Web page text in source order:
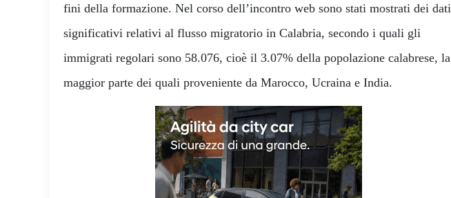
fini della formazione. Nel corso dell’incontro web sono stati mostrati dei dati
significativi relativi al flusso migratorio in Calabria, secondo i quali gli
immigrati regolari sono 58.076, cioè il 3.07% della popolazione calabrese, la
maggior parte dei quali proveniente da Marocco, Ucraina e India.